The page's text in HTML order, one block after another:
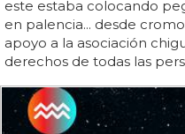
este estaba colocando
en palencia... desde
apoyo a la asociación
derechos de todas las